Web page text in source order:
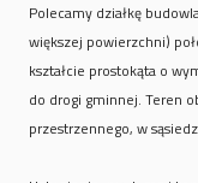
Polecamy działkę
większej powierzchni)
kształcie prostokąta o
do drogi gminnej. Teren
przestrzennego, w